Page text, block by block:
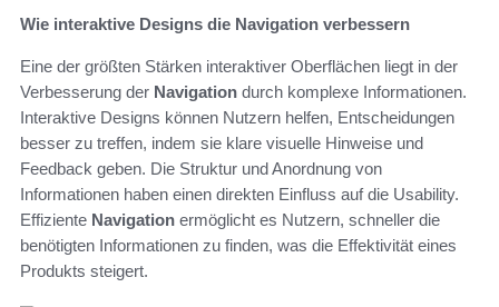
Wie interaktive Designs die Navigation verbessern
Eine der größten Stärken interaktiver Oberflächen liegt in der
Verbesserung der Navigation durch komplexe Informationen.
Interaktive Designs können Nutzern helfen, Entscheidungen
besser zu treffen, indem sie klare visuelle Hinweise und
Feedback geben. Die Struktur und Anordnung von
Informationen haben einen direkten Einfluss auf die Usability.
Effiziente Navigation ermöglicht es Nutzern, schneller die
benötigten Informationen zu finden, was die Effektivität eines
Produkts steigert.